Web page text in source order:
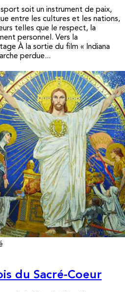
sport soit un instrument de paix,
entre les cultures et les nations,
telles que le respect, la
personnel. Vers la
À la sortie du film « Indiana
perdue...
du Sacré-Coeur